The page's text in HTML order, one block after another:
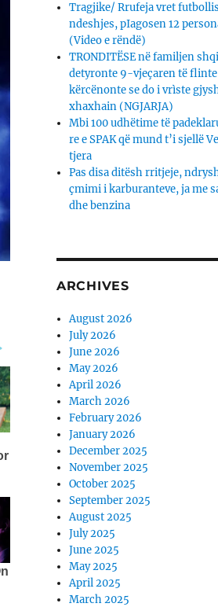
Tragjike/ Rrufeja vret
ndeshjes, pIagosen 12
(Video e rëndë)
TRONDITËSE në familjen
detyronte 9-vjeçaren të flinte
kërcënonte se do i vrìste
xhaxhain (NGJARJA)
Mbi 100 udhëtime të
re e SPAK që mund t’i sjellë
tjera
Pas disa ditësh rritjeje,
çmimi i karburanteve, ja me
dhe benzina
ARCHIVES
August 2026
July 2026
June 2026
May 2026
April 2026
March 2026
February 2026
January 2026
December 2025
November 2025
October 2025
September 2025
August 2025
July 2025
June 2025
May 2025
April 2025
March 2025